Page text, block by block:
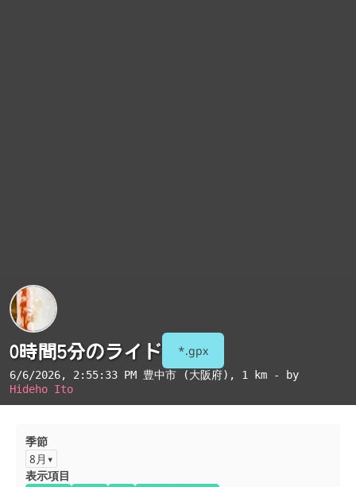
0時間5分のライド *.gpx
6/6/2026, 2:55:33 PM 豊中市 (大阪府) , 1 km - by
Hideho Ito
季節
8月
表示項目